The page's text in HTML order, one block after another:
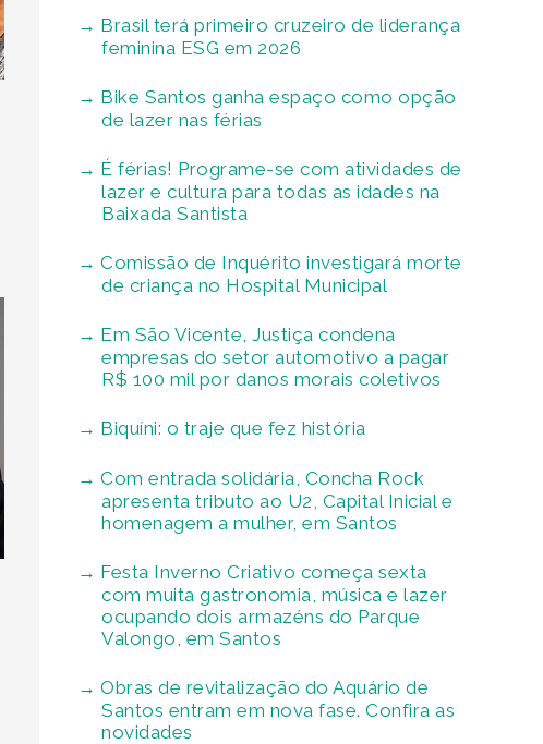
Brasil terá primeiro cruzeiro de liderança
feminina ESG em 2026
Bike Santos ganha espaço como opção
de lazer nas férias
É férias! Programe-se com atividades de
lazer e cultura para todas as idades na
Baixada Santista
Comissão de Inquérito investigará morte
de criança no Hospital Municipal
Em São Vicente, Justiça condena
empresas do setor automotivo a pagar
R$ 100 mil por danos morais coletivos
Biquíni: o traje que fez história
Com entrada solidária, Concha Rock
apresenta tributo ao U2, Capital Inicial e
homenagem a mulher, em Santos
Festa Inverno Criativo começa sexta
com muita gastronomia, música e lazer
ocupando dois armazéns do Parque
Valongo, em Santos
Obras de revitalização do Aquário de
Santos entram em nova fase. Confira as
novidades